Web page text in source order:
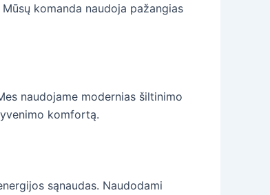
komanda naudoja pažangias
naudojame modernias šiltinimo
komfortą.
sąnaudas. Naudodami